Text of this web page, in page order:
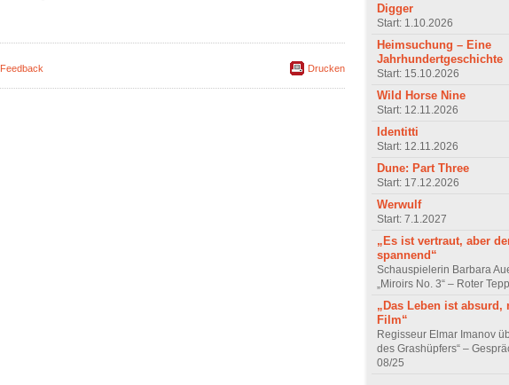
Feedback Drucken
Digger
Start: 1.10.2026
Heimsuchung – Eine
Jahrhundertgeschichte
Start: 15.10.2026
Wild Horse Nine
Start: 12.11.2026
Identitti
Start: 12.11.2026
Dune: Part Three
Start: 17.12.2026
Werwulf
Start: 7.1.2027
„Es ist vertraut, aber
spannend“
Schauspielerin Barbara
„Miroirs No. 3“ – Roter
„Das Leben ist absurd,
Film“
Regisseur Elmar Imanov
des Grashüpfers“ –
08/25